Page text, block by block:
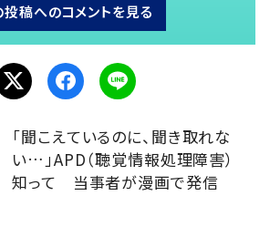
投稿へのコメントを見る
「聞こえているのに、聞き取れな
い…」APD（聴覚情報処理障害）
知って 当事者が漫画で発信